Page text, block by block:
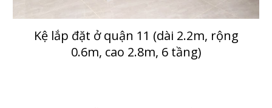
Kệ lắp đặt ở quận 11 (dài 2.2m, rộng
0.6m, cao 2.8m, 6 tầng)